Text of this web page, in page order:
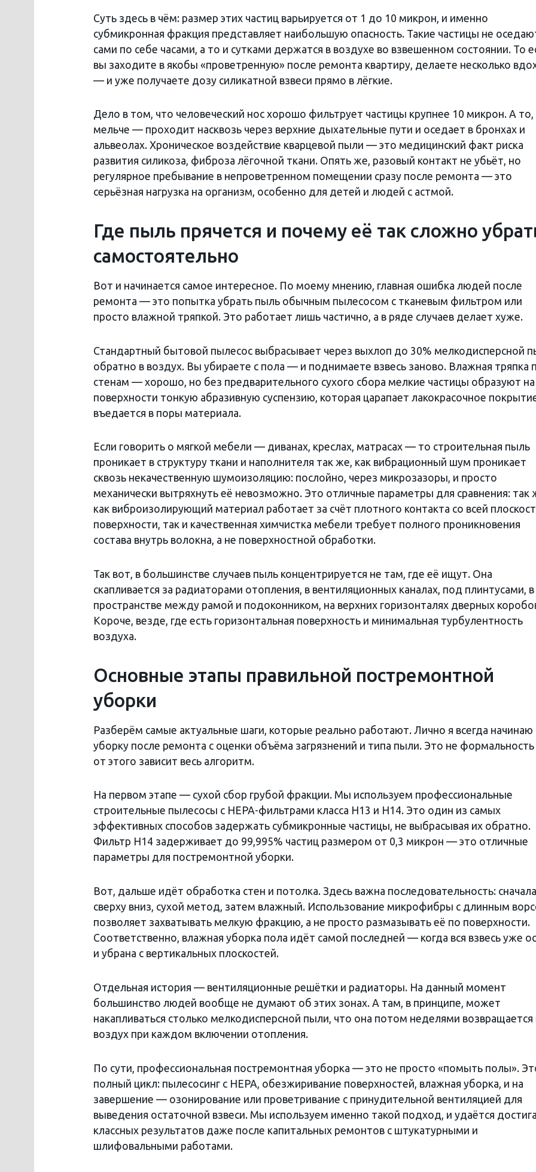
Суть здесь в чём: размер этих частиц варьируется от 1 до 10 микрон, и именно
субмикронная фракция представляет наибольшую опасность. Такие частицы не
сами по себе часами, а то и сутками держатся в воздухе во взвешенном состоянии. То
вы заходите в якобы «проветренную» после ремонта квартиру, делаете несколько
— и уже получаете дозу силикатной взвеси прямо в лёгкие.
Дело в том, что человеческий нос хорошо фильтрует частицы крупнее 10 микрон. А то,
мельче — проходит насквозь через верхние дыхательные пути и оседает в бронхах и
альвеолах. Хроническое воздействие кварцевой пыли — это медицинский факт риска
развития силикоза, фиброза лёгочной ткани. Опять же, разовый контакт не убьёт, но
регулярное пребывание в непроветренном помещении сразу после ремонта — это
серьёзная нагрузка на организм, особенно для детей и людей с астмой.
Где пыль прячется и почему её так сложно
самостоятельно
Вот и начинается самое интересное. По моему мнению, главная ошибка людей после
ремонта — это попытка убрать пыль обычным пылесосом с тканевым фильтром или
просто влажной тряпкой. Это работает лишь частично, а в ряде случаев делает хуже.
Стандартный бытовой пылесос выбрасывает через выхлоп до 30% мелкодисперсной
обратно в воздух. Вы убираете с пола — и поднимаете взвесь заново. Влажная тряпка
стенам — хорошо, но без предварительного сухого сбора мелкие частицы образуют на
поверхности тонкую абразивную суспензию, которая царапает лакокрасочное
въедается в поры материала.
Если говорить о мягкой мебели — диванах, креслах, матрасах — то строительная пыль
проникает в структуру ткани и наполнителя так же, как вибрационный шум проникает
сквозь некачественную шумоизоляцию: послойно, через микрозазоры, и просто
механически вытряхнуть её невозможно. Это отличные параметры для сравнения: так
как виброизолирующий материал работает за счёт плотного контакта со всей
поверхности, так и качественная химчистка мебели требует полного проникновения
состава внутрь волокна, а не поверхностной обработки.
Так вот, в большинстве случаев пыль концентрируется не там, где её ищут. Она
скапливается за радиаторами отопления, в вентиляционных каналах, под плинтусами, в
пространстве между рамой и подоконником, на верхних горизонталях дверных
Короче, везде, где есть горизонтальная поверхность и минимальная турбулентность
воздуха.
Основные этапы правильной постремонтной
уборки
Разберём самые актуальные шаги, которые реально работают. Лично я всегда начинаю
уборку после ремонта с оценки объёма загрязнений и типа пыли. Это не
от этого зависит весь алгоритм.
На первом этапе — сухой сбор грубой фракции. Мы используем профессиональные
строительные пылесосы с HEPA-фильтрами класса H13 и H14. Это один из самых
эффективных способов задержать субмикронные частицы, не выбрасывая их обратно.
Фильтр H14 задерживает до 99,995% частиц размером от 0,3 микрон — это отличные
параметры для постремонтной уборки.
Вот, дальше идёт обработка стен и потолка. Здесь важна последовательность: сначала
сверху вниз, сухой метод, затем влажный. Использование микрофибры с длинным
позволяет захватывать мелкую фракцию, а не просто размазывать её по поверхности.
Соответственно, влажная уборка пола идёт самой последней — когда вся взвесь уже
и убрана с вертикальных плоскостей.
Отдельная история — вентиляционные решётки и радиаторы. На данный момент
большинство людей вообще не думают об этих зонах. А там, в принципе, может
накапливаться столько мелкодисперсной пыли, что она потом неделями возвращается
воздух при каждом включении отопления.
По сути, профессиональная постремонтная уборка — это не просто «помыть полы».
полный цикл: пылесосинг с HEPA, обезжиривание поверхностей, влажная уборка, и на
завершение — озонирование или проветривание с принудительной вентиляцией для
выведения остаточной взвеси. Мы используем именно такой подход, и удаётся
классных результатов даже после капитальных ремонтов с штукатурными и
шлифовальными работами.